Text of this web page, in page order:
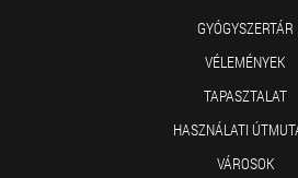
GYÓGYSZERTÁR
VÉLEMÉNYEK
TAPASZTALAT
HASZNÁLATI
VÁROSOK